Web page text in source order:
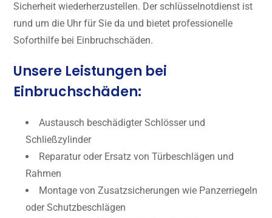
Sicherheit wiederherzustellen. Der schlüsselnotdienst ist
rund um die Uhr für Sie da und bietet professionelle
Soforthilfe bei Einbruchschäden.
Unsere Leistungen bei
Einbruchschäden:
Austausch beschädigter Schlösser und
Schließzylinder
Reparatur oder Ersatz von Türbeschlägen und
Rahmen
Montage von Zusatzsicherungen wie Panzerriegeln
oder Schutzbeschlägen